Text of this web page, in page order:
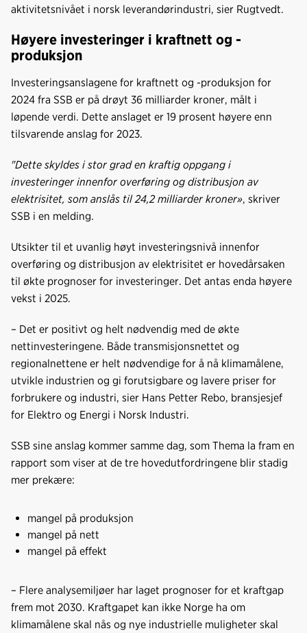
aktivitetsnivået i norsk leverandørindustri, sier Rugtvedt.
Høyere investeringer i kraftnett og -
produksjon
Investeringsanslagene for kraftnett og -produksjon for
2024 fra SSB er på drøyt 36 milliarder kroner, målt i
løpende verdi. Dette anslaget er 19 prosent høyere enn
tilsvarende anslag for 2023.
"Dette skyldes i stor grad en kraftig oppgang i
investeringer innenfor overføring og distribusjon av
elektrisitet, som anslås til 24,2 milliarder kroner», skriver
SSB i en melding.
Utsikter til et uvanlig høyt investeringsnivå innenfor
overføring og distribusjon av elektrisitet er hovedårsaken
til økte prognoser for investeringer. Det antas enda høyere
vekst i 2025.
– Det er positivt og helt nødvendig med de økte
nettinvesteringene. Både transmisjonsnettet og
regionalnettene er helt nødvendige for å nå klimamålene,
utvikle industrien og gi forutsigbare og lavere priser for
forbrukere og industri, sier Hans Petter Rebo, bransjesjef
for Elektro og Energi i Norsk Industri.
SSB sine anslag kommer samme dag, som Thema la fram en
rapport som viser at de tre hovedutfordringene blir stadig
mer prekære:
mangel på produksjon
mangel på nett
mangel på effekt
– Flere analysemiljøer har laget prognoser for et kraftgap
frem mot 2030. Kraftgapet kan ikke Norge ha om
klimamålene skal nås og nye industrielle muligheter skal